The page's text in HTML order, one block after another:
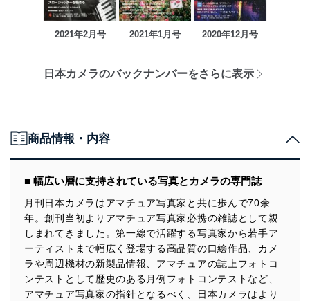
2021年2月号 2021年1月号 2020年12月号
日本カメラのバックナンバーをさらに表示
商品情報・内容
■ 幅広い層に支持されている写真とカメラの専門誌
月刊日本カメラはアマチュア写真家と共に歩んで70余
年。創刊当初よりアマチュア写真家必携の雑誌として親
しまれてきました。第一線で活躍する写真家から若手ア
ーティストまで幅広く登場する高品質の口絵作品、カメ
ラや周辺機材の新製品情報、アマチュアの誌上フォトコ
ンテストとして歴史のある月例フォトコンテストなど、
アマチュア写真家の指針となるべく、日本カメラはより